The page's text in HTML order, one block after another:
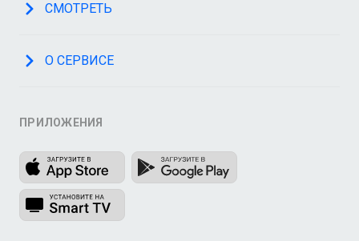
СМОТРЕТЬ
О СЕРВИСЕ
ПРИЛОЖЕНИЯ